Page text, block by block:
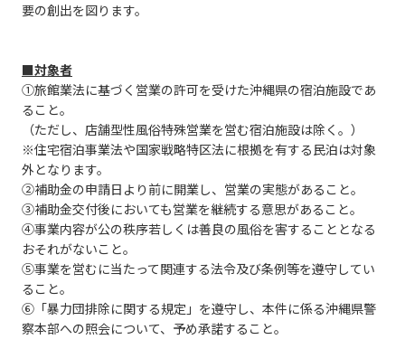
要の創出を図ります。
■対象者
①旅館業法に基づく営業の許可を受けた沖縄県の宿泊施設であ
ること。
（ただし、店舗型性風俗特殊営業を営む宿泊施設は除く。）
※住宅宿泊事業法や国家戦略特区法に根拠を有する民泊は対象
外となります。
②補助金の申請日より前に開業し、営業の実態があること。
③補助金交付後においても営業を継続する意思があること。
④事業内容が公の秩序若しくは善良の風俗を害することとなる
おそれがないこと。
⑤事業を営むに当たって関連する法令及び条例等を遵守してい
ること。
⑥「暴力団排除に関する規定」を遵守し、本件に係る沖縄県警
察本部への照会について、予め承諾すること。